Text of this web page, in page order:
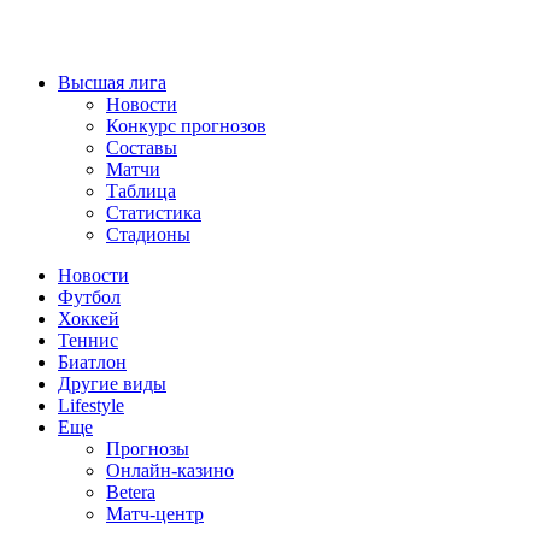
Высшая лига
Новости
Конкурс прогнозов
Составы
Матчи
Таблица
Статистика
Стадионы
Новости
Футбол
Хоккей
Теннис
Биатлон
Другие виды
Lifestyle
Еще
Прогнозы
Онлайн-казино
Betera
Матч-центр